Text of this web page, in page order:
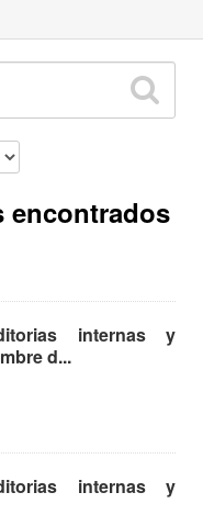
encontrados
internas y
d...
internas y